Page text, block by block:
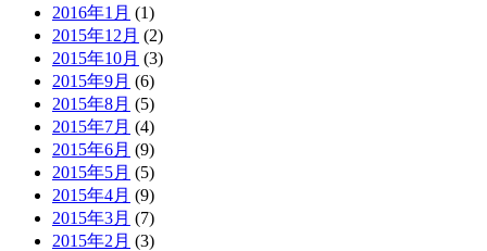
2016年1月 (1)
2015年12月 (2)
2015年10月 (3)
2015年9月 (6)
2015年8月 (5)
2015年7月 (4)
2015年6月 (9)
2015年5月 (5)
2015年4月 (9)
2015年3月 (7)
2015年2月 (3)